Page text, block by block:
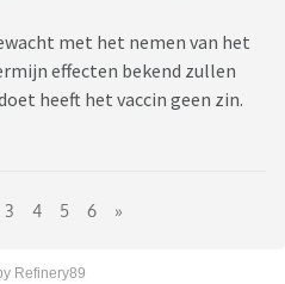
met het nemen van het
effecten bekend zullen
heeft het vaccin geen zin.
3 4 5 6 »
Refinery89